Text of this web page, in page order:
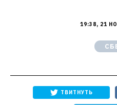
19:38, 21
ТВИТНУТЬ